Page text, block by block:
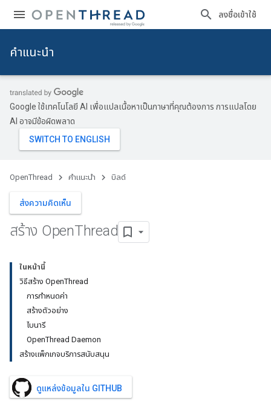
ลงชื่อเข้าใช้
คำแนะนำ
Google ใช้เทคโนโลยี AI เพื่อแปลเนื้อหาเป็นภาษาที่คุณต้องการ การแปลโดย
AI อาจมีข้อผิดพลาด
OpenThread คำแนะนำ บิลด์
ส่งความคิดเห็น
สร้าง OpenThread
ในหน้านี้
วิธีสร้าง OpenThread
การกำหนดค่า
สร้างตัวอย่าง
ไบนารี
OpenThread Daemon
สร้างแพ็กเกจบริการสนับสนุน
ดูแหล่งข้อมูลใน GITHUB